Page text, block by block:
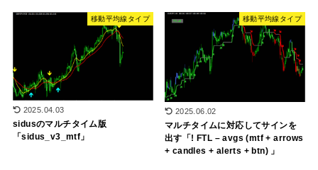
移動平均線タイプ
2025.04.03
sidusのマルチタイム版
「sidus_v3_mtf」
移動平均線タイプ
2025.06.02
マルチタイムに対応してサインを
出す「! FTL – avgs (mtf + arrows
+ candles + alerts + btn) 」